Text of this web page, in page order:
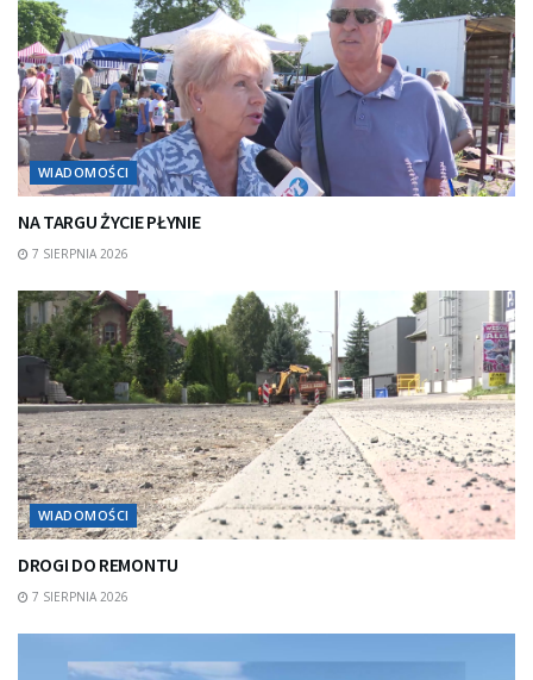
WIADOMOŚCI
NA TARGU ŻYCIE PŁYNIE
7 SIERPNIA 2026
WIADOMOŚCI
DROGI DO REMONTU
7 SIERPNIA 2026